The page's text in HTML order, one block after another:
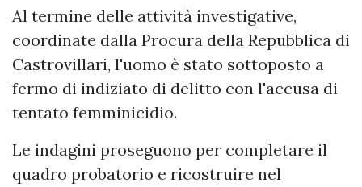
Al termine delle attività investigative,
coordinate dalla Procura della Repubblica di
Castrovillari, l'uomo è stato sottoposto a
fermo di indiziato di delitto con l'accusa di
tentato femminicidio.
Le indagini proseguono per completare il
quadro probatorio e ricostruire nel